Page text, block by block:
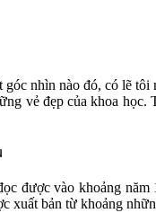
nhìn nào đó, có lẽ
vẻ đẹp của khoa
được vào khoảng
xuất bản từ khoảng